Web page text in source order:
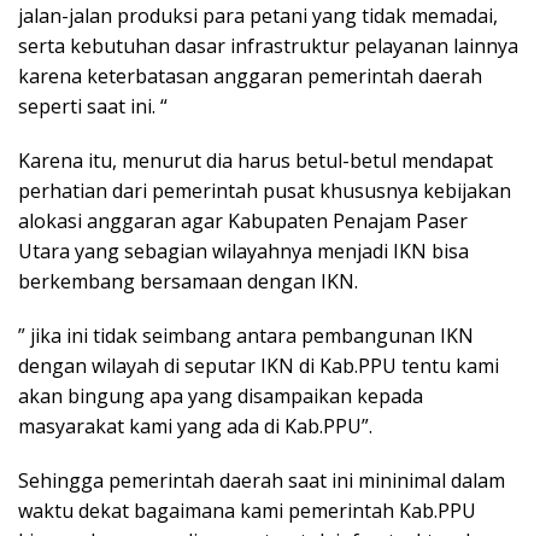
jalan-jalan produksi para petani yang tidak memadai,
serta kebutuhan dasar infrastruktur pelayanan lainnya
karena keterbatasan anggaran pemerintah daerah
seperti saat ini. “
Karena itu, menurut dia harus betul-betul mendapat
perhatian dari pemerintah pusat khususnya kebijakan
alokasi anggaran agar Kabupaten Penajam Paser
Utara yang sebagian wilayahnya menjadi IKN bisa
berkembang bersamaan dengan IKN.
” jika ini tidak seimbang antara pembangunan IKN
dengan wilayah di seputar IKN di Kab.PPU tentu kami
akan bingung apa yang disampaikan kepada
masyarakat kami yang ada di Kab.PPU”.
Sehingga pemerintah daerah saat ini mininimal dalam
waktu dekat bagaimana kami pemerintah Kab.PPU